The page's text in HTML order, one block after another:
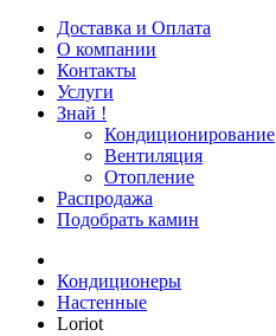
Доставка и Оплата
О компании
Контакты
Услуги
Знай !
Кондиционирование
Вентиляция
Отопление
Распродажа
Подобрать камин
Кондиционеры
Настенные
Loriot